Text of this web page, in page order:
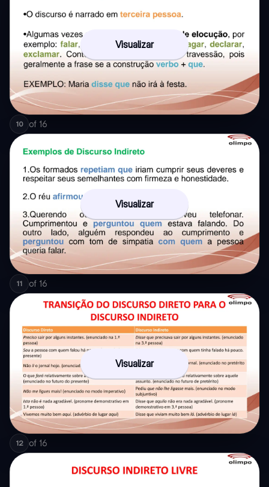
Visualizar
10 of 16
Visualizar
11 of 16
Visualizar
12 of 16